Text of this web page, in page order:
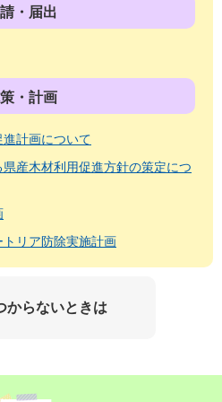
・届出
・計画
計画について
産木材利用促進方針の策定につ
リア防除実施計画
からないときは